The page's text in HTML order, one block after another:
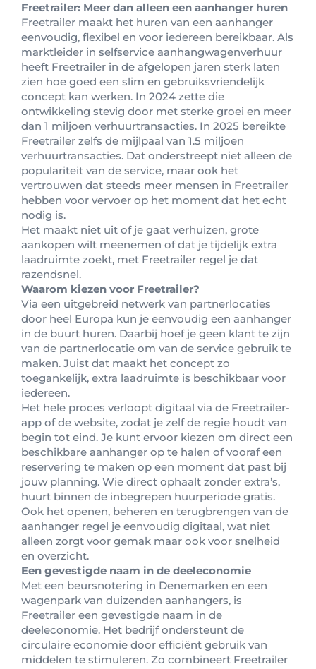
Freetrailer: Meer dan alleen een aanhanger huren
Freetrailer maakt het huren van een aanhanger
eenvoudig, flexibel en voor iedereen bereikbaar. Als
marktleider in selfservice aanhangwagenverhuur
heeft Freetrailer in de afgelopen jaren sterk laten
zien hoe goed een slim en gebruiksvriendelijk
concept kan werken. In 2024 zette die
ontwikkeling stevig door met sterke groei en meer
dan 1 miljoen verhuurtransacties. In 2025 bereikte
Freetrailer zelfs de mijlpaal van 1.5 miljoen
verhuurtransacties. Dat onderstreept niet alleen de
populariteit van de service, maar ook het
vertrouwen dat steeds meer mensen in Freetrailer
hebben voor vervoer op het moment dat het echt
nodig is.
Het maakt niet uit of je gaat verhuizen, grote
aankopen wilt meenemen of dat je tijdelijk extra
laadruimte zoekt, met Freetrailer regel je dat
razendsnel.
Waarom kiezen voor Freetrailer?
Via een uitgebreid netwerk van partnerlocaties
door heel Europa kun je eenvoudig een aanhanger
in de buurt huren. Daarbij hoef je geen klant te zijn
van de partnerlocatie om van de service gebruik te
maken. Juist dat maakt het concept zo
toegankelijk, extra laadruimte is beschikbaar voor
iedereen.
Het hele proces verloopt digitaal via de Freetrailer-
app of de website, zodat je zelf de regie houdt van
begin tot eind. Je kunt ervoor kiezen om direct een
beschikbare aanhanger op te halen of vooraf een
reservering te maken op een moment dat past bij
jouw planning. Wie direct ophaalt zonder extra’s,
huurt binnen de inbegrepen huurperiode gratis.
Ook het openen, beheren en terugbrengen van de
aanhanger regel je eenvoudig digitaal, wat niet
alleen zorgt voor gemak maar ook voor snelheid
en overzicht.
Een gevestigde naam in de deeleconomie
Met een beursnotering in Denemarken en een
wagenpark van duizenden aanhangers, is
Freetrailer een gevestigde naam in de
deeleconomie. Het bedrijf ondersteunt de
circulaire economie door efficiënt gebruik van
middelen te stimuleren. Zo combineert Freetrailer